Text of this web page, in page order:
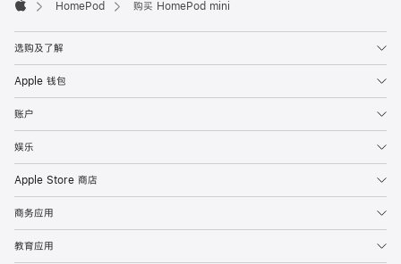
HomePod 购买 HomePod mini
选购及了解
Apple 钱包
账户
娱乐
Apple Store 商店
商务应用
教育应用